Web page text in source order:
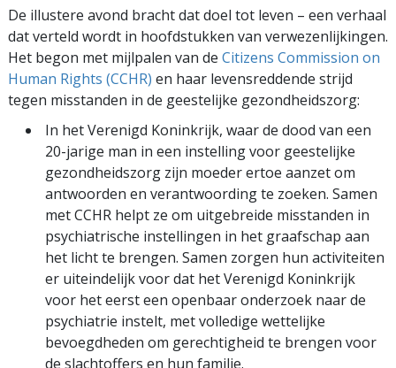
De illustere avond bracht dat doel tot leven – een verhaal
dat verteld wordt in hoofdstukken van verwezenlijkingen.
Het begon met mijlpalen van de Citizens Commission on
Human Rights (CCHR) en haar levensreddende strijd
tegen misstanden in de geestelijke gezondheidszorg:
In het Verenigd Koninkrijk, waar de dood van een
20-jarige man in een instelling voor geestelijke
gezondheidszorg zijn moeder ertoe aanzet om
antwoorden en verantwoording te zoeken. Samen
met CCHR helpt ze om uitgebreide misstanden in
psychiatrische instellingen in het graafschap aan
het licht te brengen. Samen zorgen hun activiteiten
er uiteindelijk voor dat het Verenigd Koninkrijk
voor het eerst een openbaar onderzoek naar de
psychiatrie instelt, met volledige wettelijke
bevoegdheden om gerechtigheid te brengen voor
de slachtoffers en hun familie.